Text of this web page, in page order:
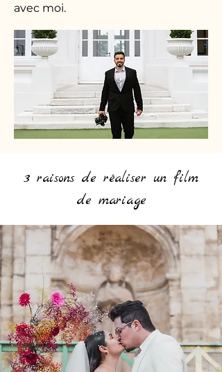
avec moi.
3 raisons de réaliser un film
de mariage